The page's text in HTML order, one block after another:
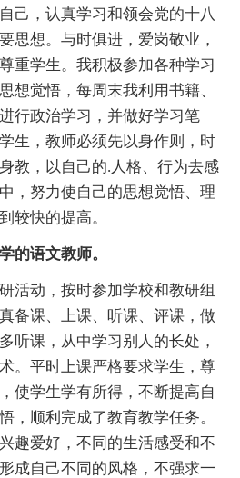
，认真学习和领会党的十八
思想。与时俱进，爱岗敬业，
重学生。我积极参加各种学习
想觉悟，每周末我利用书籍、
行政治学习，并做好学习笔
生，教师必须先以身作则，时
教，以自己的.人格、行为去感
，努力使自己的思想觉悟、理
较快的提高。
的语文教师。
动，按时参加学校和教研组
备课、上课、听课、评课，做
听课，从中学习别人的长处，
。平时上课严格要求学生，尊
使学生学有所得，不断提高自
，顺利完成了教育教学任务。
趣爱好，不同的生活感受和不
成自己不同的风格，不强求一